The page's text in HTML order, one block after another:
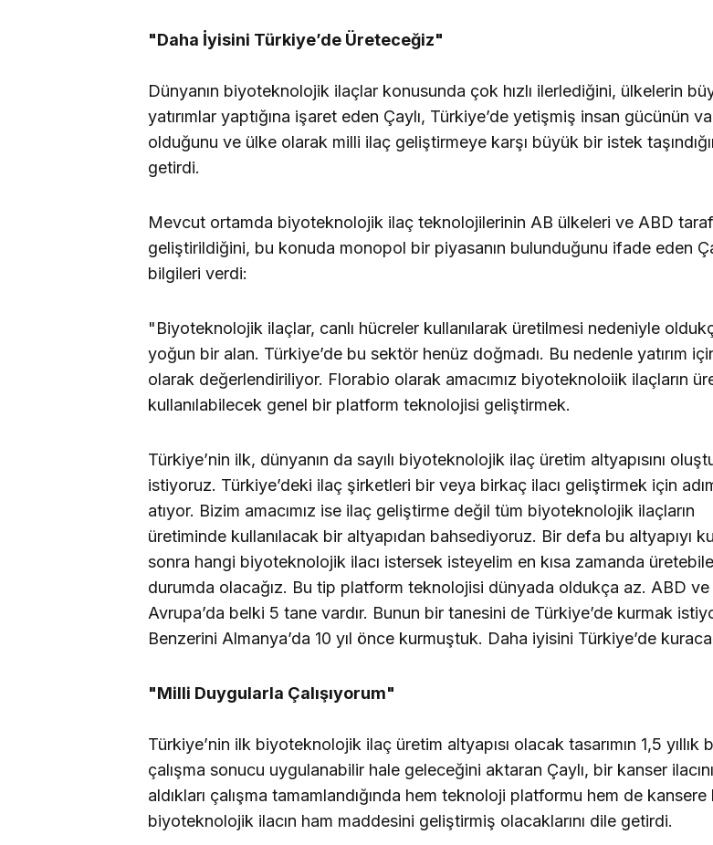
"Daha İyisini Türkiye’de Üreteceğiz"
Dünyanın biyoteknolojik ilaçlar konusunda çok hızlı ilerlediğini, ülkelerin
yatırımlar yaptığına işaret eden Çaylı, Türkiye’de yetişmiş insan gücünün
olduğunu ve ülke olarak milli ilaç geliştirmeye karşı büyük bir istek
getirdi.
Mevcut ortamda biyoteknolojik ilaç teknolojilerinin AB ülkeleri ve ABD
geliştirildiğini, bu konuda monopol bir piyasanın bulunduğunu ifade eden
bilgileri verdi:
"Biyoteknolojik ilaçlar, canlı hücreler kullanılarak üretilmesi nedeniyle
yoğun bir alan. Türkiye’de bu sektör henüz doğmadı. Bu nedenle yatırım
olarak değerlendiriliyor. Florabio olarak amacımız biyoteknoloiik ilaçların
kullanılabilecek genel bir platform teknolojisi geliştirmek.
Türkiye’nin ilk, dünyanın da sayılı biyoteknolojik ilaç üretim altyapısını
istiyoruz. Türkiye’deki ilaç şirketleri bir veya birkaç ilacı geliştirmek için
atıyor. Bizim amacımız ise ilaç geliştirme değil tüm biyoteknolojik ilaçların
üretiminde kullanılacak bir altyapıdan bahsediyoruz. Bir defa bu altyapıyı
sonra hangi biyoteknolojik ilacı istersek isteyelim en kısa zamanda
durumda olacağız. Bu tip platform teknolojisi dünyada oldukça az. ABD ve
Avrupa’da belki 5 tane vardır. Bunun bir tanesini de Türkiye’de kurmak
Benzerini Almanya’da 10 yıl önce kurmuştuk. Daha iyisini Türkiye’de
"Milli Duygularla Çalışıyorum"
Türkiye’nin ilk biyoteknolojik ilaç üretim altyapısı olacak tasarımın 1,5 yıllık
çalışma sonucu uygulanabilir hale geleceğini aktaran Çaylı, bir kanser
aldıkları çalışma tamamlandığında hem teknoloji platformu hem de kansere
biyoteknolojik ilacın ham maddesini geliştirmiş olacaklarını dile getirdi.